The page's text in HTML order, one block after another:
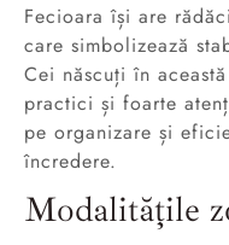
Fecioara își are
care simbolizează
Cei născuți în
practici și foarte
pe organizare și
încredere.
Modalitățile